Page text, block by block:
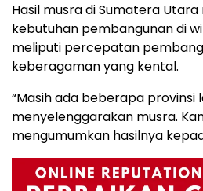
Hasil musra di Sumatera
kebutuhan pembangunan di
meliputi percepatan
keberagaman yang kental.
“Masih ada beberapa provinsi
menyelenggarakan musra.
mengumumkan hasilnya